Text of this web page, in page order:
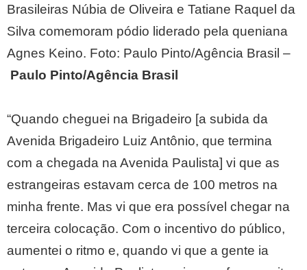
Brasileiras Núbia de Oliveira e Tatiane Raquel da
Silva comemoram pódio liderado pela queniana
Agnes Keino. Foto: Paulo Pinto/Agência Brasil –
Paulo Pinto/Agência Brasil
“Quando cheguei na Brigadeiro [a subida da
Avenida Brigadeiro Luiz Antônio, que termina
com a chegada na Avenida Paulista] vi que as
estrangeiras estavam cerca de 100 metros na
minha frente. Mas vi que era possível chegar na
terceira colocação. Com o incentivo do público,
aumentei o ritmo e, quando vi que a gente ia